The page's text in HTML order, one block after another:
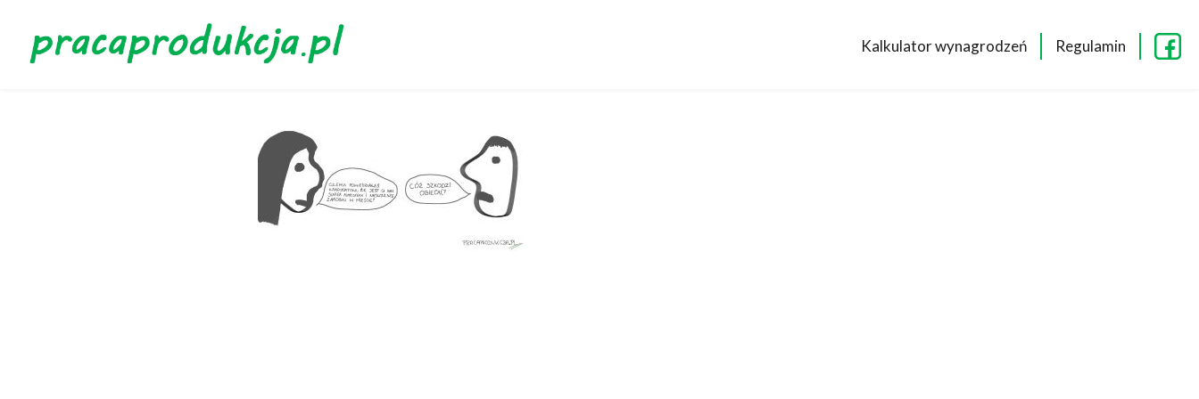
Kalkulator wynagrodzeń Regulamin